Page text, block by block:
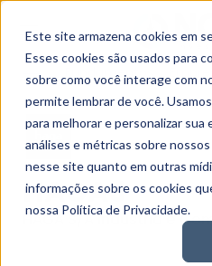
Este site armazena cookies em
Esses cookies são usados para
sobre como você interage com
permite lembrar de você.
para melhorar e personalizar sua
análises e métricas sobre
nesse site quanto em outras
informações sobre os cookies
nossa Política de Privacidade.
Fundamentos
HAGA3
HAGA S/A Indústria e